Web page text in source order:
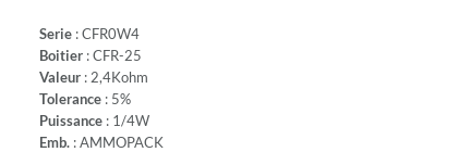
Serie : CFR0W4
Boitier : CFR-25
Valeur : 2,4Kohm
Tolerance : 5%
Puissance : 1/4W
Emb. : AMMOPACK